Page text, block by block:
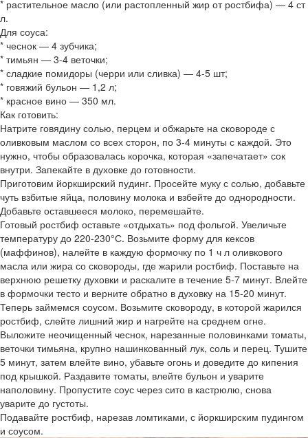
* растительное масло (или растопленный жир от ростбифа) — 4 ст
л.
Для соуса:
* чеснок — 4 зубчика;
* тимьян — 3-4 веточки;
* сладкие помидоры (черри или сливка) — 4-5 шт;
* говяжий бульон — 1,2 л;
* красное вино — 350 мл.
Как готовить:
Натрите говядину солью, перцем и обжарьте на сковороде с
оливковым маслом со всех сторон, по 3-4 минуты с каждой. Это
нужно, чтобы образовалась корочка, которая «запечатает» сок
внутри. Запекайте в духовке до готовности.
Приготовим йоркширский пудинг. Просейте муку с солью, добавьте
чуть взбитые яйца, половину молока и взбейте до однородности.
Добавьте оставшееся молоко, перемешайте.
Готовый ростбиф оставьте «отдыхать» под фольгой. Увеличьте
температуру до 220-230°С. Возьмите форму для кексов
(маффинов), налейте в каждую формочку по 1 ч л оливкового
масла или жира со сковороды, где жарили ростбиф. Поставьте на
верхнюю решетку духовки и раскалите в течение 5-7 минут. Влейте
в формочки тесто и верните обратно в духовку на 15-20 минут.
Теперь займемся соусом. Возьмите сковороду, в которой жарился
ростбиф, слейте лишний жир и нагрейте на среднем огне.
Выложите неочищенный чеснок, нарезанные половинками томаты,
веточки тимьяна, крупно нашинкованный лук, соль и перец. Тушите
5 минут, затем влейте вино, убавьте огонь и доведите до кипения
под крышкой. Раздавите томаты, влейте бульон и уварите
наполовину. Пропустите соус через сито в кастрюлю, снова
уварите до густоты.
Подавайте ростбиф, нарезав ломтиками, с йоркширским пудингом
и соусом.